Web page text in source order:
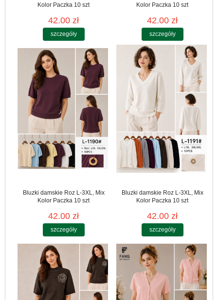
Kolor Paczka 10 szt
42.00 zł
szczegóły
Kolor Paczka 10 szt
42.00 zł
szczegóły
Bluzki damskie Roz L-3XL, Mix
Kolor Paczka 10 szt
42.00 zł
szczegóły
Bluzki damskie Roz L-3XL, Mix
Kolor Paczka 10 szt
42.00 zł
szczegóły